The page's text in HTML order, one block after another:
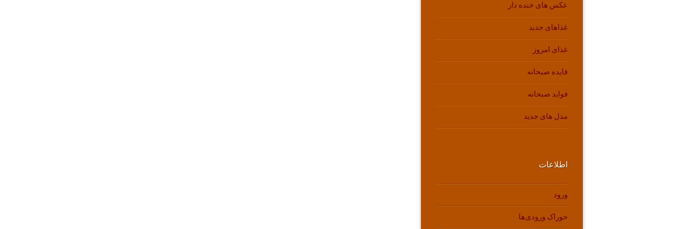
عکس های خنده دار
غذاهای جدید
غذای امروز
فایده صبحانه
فواید صبحانه
مدل های جدید
اطلاعات
ورود
خوراک ورودی‌ها